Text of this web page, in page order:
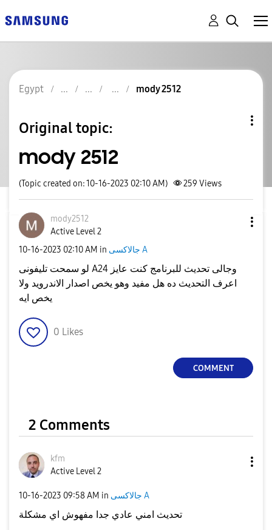
Egypt mody 2512
Original topic:
mody 2512
(Topic created on: 10-16-2023 02:10 AM) 259 Views
mody2512
Active Level 2
‎10-16-2023 02:10 AM in جالاكسى A
لو سمحت تليفونى A24 وجالى تحديث للبرنامج كنت عايز
اعرف التحديث ده هل مفيد وهو يخص اصدار الاندرويد ولا
يخص ايه
0 Likes
COMMENT
2 Comments
kfm
Active Level 2
‎10-16-2023 09:58 AM in جالاكسى A
تحديث امني عادي جدا مفهوش اي مشكلة